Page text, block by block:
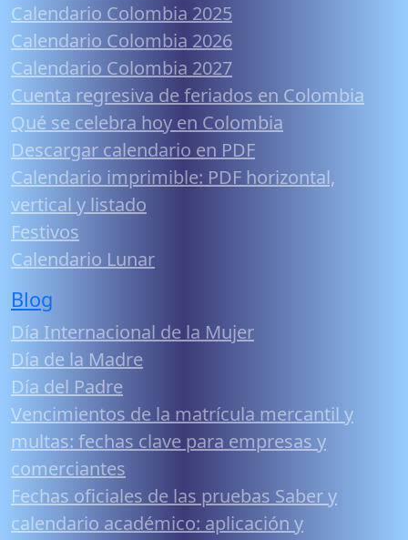
Calendario Colombia 2025
Calendario Colombia 2026
Calendario Colombia 2027
Cuenta regresiva de feriados en Colombia
Qué se celebra hoy en Colombia
Descargar calendario en PDF
Calendario imprimible: PDF horizontal,
vertical y listado
Festivos
Calendario Lunar
Blog
Día Internacional de la Mujer
Día de la Madre
Día del Padre
Vencimientos de la matrícula mercantil y
multas: fechas clave para empresas y
comerciantes
Fechas oficiales de las pruebas Saber y
calendario académico: aplicación y